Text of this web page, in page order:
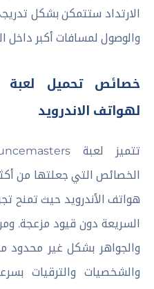
الارتداد ستتمكن بشكل
والوصول لمسافات أكبر داخل
خصائص تحميل لعبة
لهواتف الاندرويد
الخصائص التي جعلتها من
هواتف الأندرويد حيث تمنح
السريعة دون قيود مزعجة.
والجواهر بشكل غير محدود
والشخصيات والترقيات